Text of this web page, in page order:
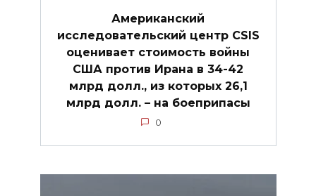
Американский
исследовательский центр CSIS
оценивает стоимость войны
США против Ирана в 34-42
млрд долл., из которых 26,1
млрд долл. – на боеприпасы
0